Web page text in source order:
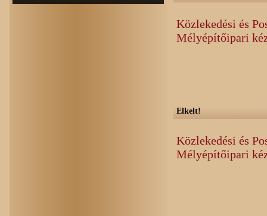
Közlekedési és
Mélyépítőipari
Elkelt!
Közlekedési és
Mélyépítőipari